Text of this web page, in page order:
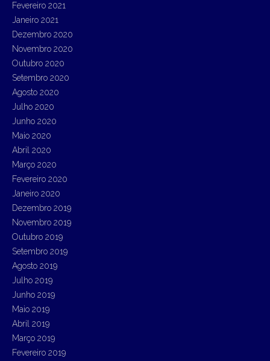
Fevereiro 2021
Janeiro 2021
Dezembro 2020
Novembro 2020
Outubro 2020
Setembro 2020
Agosto 2020
Julho 2020
Junho 2020
Maio 2020
Abril 2020
Março 2020
Fevereiro 2020
Janeiro 2020
Dezembro 2019
Novembro 2019
Outubro 2019
Setembro 2019
Agosto 2019
Julho 2019
Junho 2019
Maio 2019
Abril 2019
Março 2019
Fevereiro 2019